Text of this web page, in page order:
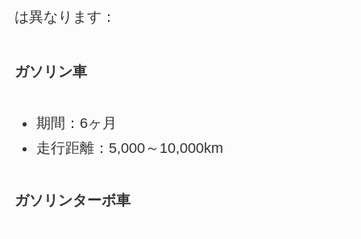
は異なります：
ガソリン車
期間：6ヶ月
走行距離：5,000～10,000km
ガソリンターボ車